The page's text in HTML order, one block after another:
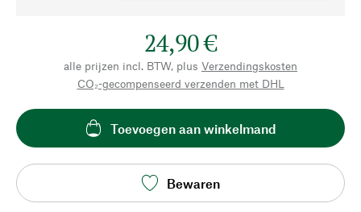
24,90 €
alle prijzen incl. BTW, plus Verzendingskosten
CO₂-gecompenseerd verzenden met DHL
Toevoegen aan winkelmand
Bewaren